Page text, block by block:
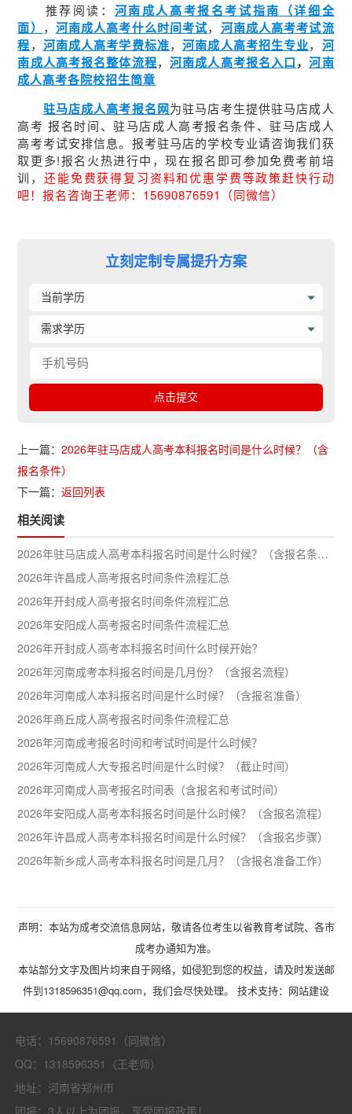
推荐阅读： 河南成人高考报名考试指南（详细全
面） ， 河南成人高考什么时间考试， 河南成人高考考试流
程， 河南成人高考学费标准，河南成人高考招生专业， 河
南成人高考报名整体流程，河南成人高考报名入口，河南
成人高考各院校招生简章
驻马店成人高考报名网为驻马店考生提供驻马店成人
高考 报名时间、驻马店成人高考报名条件、驻马店成人
高考考试安排信息。报考驻马店的学校专业请咨询我们获
取更多!报名火热进行中，现在报名即可参加免费考前培
训，还能免费获得复习资料和优惠学费等政策赶快行动
吧！报名咨询王老师：15690876591（同微信）
立刻定制专属提升方案
上一篇：2026年驻马店成人高考本科报名时间是什么时候？（含
报名条件）
下一篇：返回列表
相关阅读
2026年驻马店成人高考本科报名时间是什么时候？（含报名条件）
2026年许昌成人高考报名时间条件流程汇总
2026年开封成人高考报名时间条件流程汇总
2026年安阳成人高考报名时间条件流程汇总
2026年开封成人高考本科报名时间什么时候开始?
2026年河南成考本科报名时间是几月份？（含报名流程）
2026年河南成人本科报名时间是什么时候？（含报名准备）
2026年商丘成人高考报名时间条件流程汇总
2026年河南成考报名时间和考试时间是什么时候？
2026年河南成人大专报名时间是什么时候？（截止时间）
2026年河南成人高考报名时间表（含报名和考试时间）
2026年安阳成人高考本科报名时间是什么时候？（含报名流程）
2026年许昌成人高考本科报名时间是什么时候？（含报名步骤）
2026年新乡成人高考本科报名时间是几月？（含报名准备工作）
声明：本站为成考交流信息网站，敬请各位考生以省教育考试院、各市
成考办通知为准。
本站部分文字及图片均来自于网络，如侵犯到您的权益，请及时发送邮
件到1318596351@qq.com，我们会尽快处理。 技术支持： 网站建设
电话：15690876591（同微信）
QQ：1318596351（王老师）
地址：河南省郑州市
团报：3人以上为团报，享受团报政策！